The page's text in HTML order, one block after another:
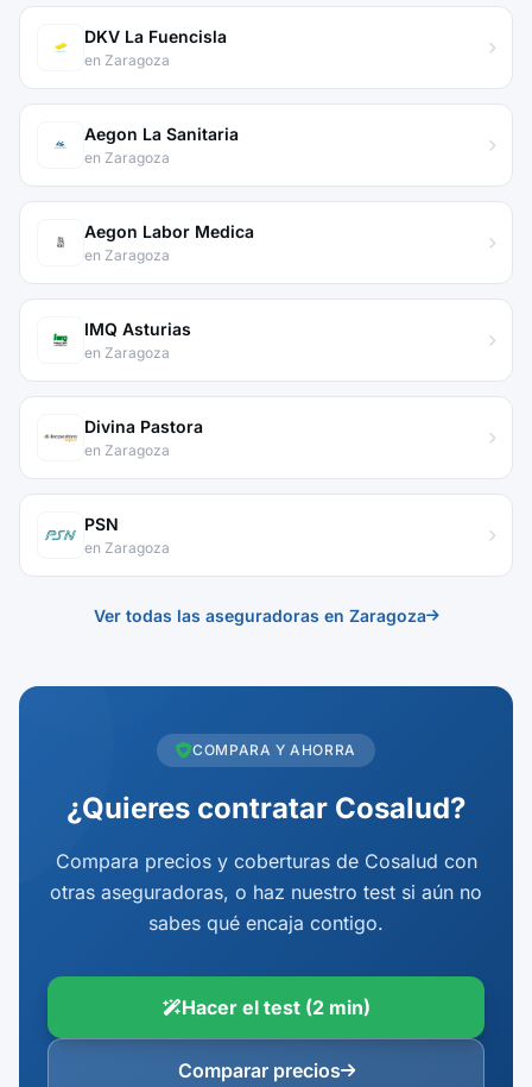
DKV La Fuencisla
en Zaragoza
Aegon La Sanitaria
en Zaragoza
Aegon Labor Medica
en Zaragoza
IMQ Asturias
en Zaragoza
Divina Pastora
en Zaragoza
PSN
en Zaragoza
Ver todas las aseguradoras en Zaragoza
COMPARA Y AHORRA
¿Quieres contratar Cosalud?
Compara precios y coberturas de Cosalud con
otras aseguradoras, o haz nuestro test si aún no
sabes qué encaja contigo.
Hacer el test (2 min)
Comparar precios